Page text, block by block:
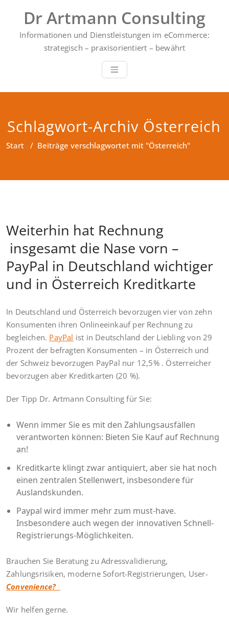
springen
Dr Artmann Consulting
Informationen und Dienstleistungen im eCommerce:
strategisch – praxisorientiert – bewährt
Schlagwort-Archiv Österreich
Start / Beiträge verschlagwortet mit "Österreich"
Weiterhin hat Rechnung
insgesamt die Nase vorn –
PayPal in Deutschland wichtiger
und in Österreich Kreditkarte
In Deutschland und Österreich bevorzugen vier von zehn
Konsumenten ihren Onlineeinkauf per Rechnung zu
begleichen. PayPal ist in Deutschland der Liebling von 29
Prozent der befragten Konsumenten – in Österreich und
der Schweiz bevorzugen PayPal nur 12,5% . Österreicher
bevorzugen aber Kreditkarten (20 %).
Der Tipp Dr. Artmann Consulting für Sie:
Wenn immer Sie es mit den Zahlungsausfällen
verantworten können: Bieten Sie Kauf auf Rechnung
an!
Kreditkarte klingt zwar antiquiert, aber sie hat noch
einen zentralen Stellenwert, insbesondere für
Auslandskunden.
Paypal wird immer mehr zum must-have.
Insbesondere auch wegen der innovativen Schnell-
Registrierungs-Möglichkeiten.
Brauchen Sie Beratung zu Adressvalidierung,
Zahlungsrisiken, moderne Sofort-Registrierungen, User-
Convenience?
Wir helfen gerne.